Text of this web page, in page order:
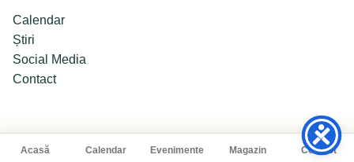
Acasă Calendar Evenimente Magazin Contact
Calendar
Știri
Social Media
Contact